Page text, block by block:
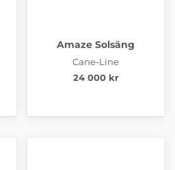
Amaze Solsäng
Cane-Line
24 000 kr